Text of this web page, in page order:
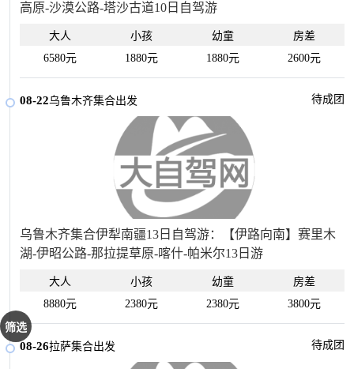
高原-沙漠公路-塔沙古道10日自驾游
大人 小孩 幼童
房差
6580元
1880元 1880元 2600元
08-22乌鲁木齐集合出发 待成团
乌鲁木齐集合伊犁南疆13日自驾游：【伊路向南】赛里木
湖-伊昭公路-那拉提草原-喀什-帕米尔13日游
大人 小孩 幼童
房差
8880元
2380元 2380元 3800元
08-26拉萨集合出发 待成团
筛选